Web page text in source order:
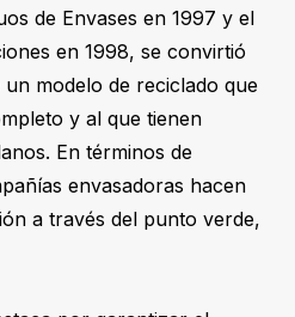
de Envases en 1997 y el
en 1998, se convirtió
modelo de reciclado que
y al que tienen
En términos de
envasadoras hacen
a través del punto verde,